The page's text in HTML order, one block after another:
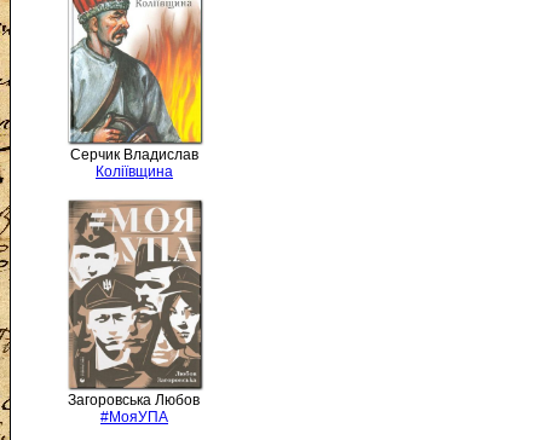
Серчик Владислав
Коліївщина
Загоровська Любов
#МояУПА